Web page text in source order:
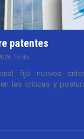
patentes
15:45
fijó nuevos
las críticas y